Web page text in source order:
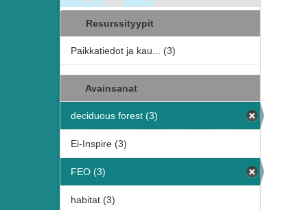
Resurssityypit
Paikkatiedot ja kau... (3)
Avainsanat
deciduous forest (3)
Ei-Inspire (3)
FEO (3)
habitat (3)